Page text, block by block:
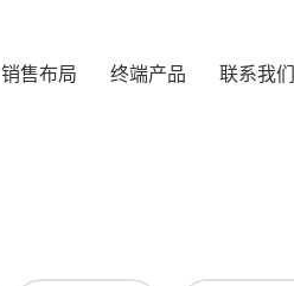
销售布局 终端产品 联系我们